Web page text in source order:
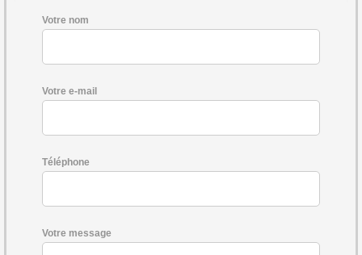
Votre nom
Votre e-mail
Téléphone
Votre message